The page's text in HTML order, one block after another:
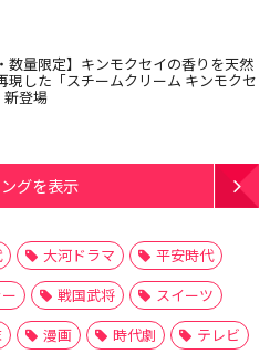
数量限定】キンモクセイの香りを天然
現した「スチームクリーム キンモクセ
新登場
グを表示
大河ドラマ
平安時代
戦国武将
スイーツ
漫画 時代劇
テレビ